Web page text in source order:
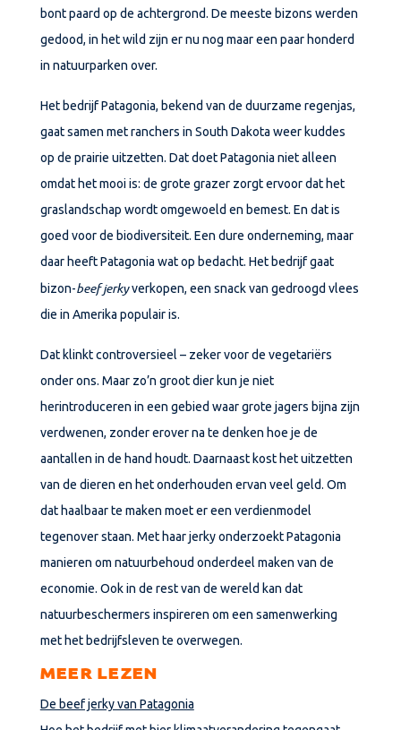
bont paard op de achtergrond. De meeste bizons werden
gedood, in het wild zijn er nu nog maar een paar honderd
in natuurparken over.
Het bedrijf Patagonia, bekend van de duurzame regenjas,
gaat samen met ranchers in South Dakota weer kuddes
op de prairie uitzetten. Dat doet Patagonia niet alleen
omdat het mooi is: de grote grazer zorgt ervoor dat het
graslandschap wordt omgewoeld en bemest. En dat is
goed voor de biodiversiteit. Een dure onderneming, maar
daar heeft Patagonia wat op bedacht. Het bedrijf gaat
bizon-beef jerkyverkopen, een snack van gedroogd vlees
die in Amerika populair is.
Dat klinkt controversieel – zeker voor de vegetariërs
onder ons. Maar zo’n groot dier kun je niet
herintroduceren in een gebied waar grote jagers bijna zijn
verdwenen, zonder erover na te denken hoe je de
aantallen in de hand houdt. Daarnaast kost het uitzetten
van de dieren en het onderhouden ervan veel geld. Om
dat haalbaar te maken moet er een verdienmodel
tegenover staan. Met haar jerky onderzoekt Patagonia
manieren om natuurbehoud onderdeel maken van de
economie. Ook in de rest van de wereld kan dat
natuurbeschermers inspireren om een samenwerking
met het bedrijfsleven te overwegen.
MEER LEZEN
De beef jerky van Patagonia